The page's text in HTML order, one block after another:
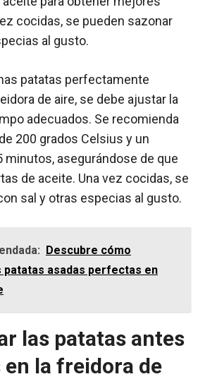
cocidas, se pueden sazonar
al gusto.
patatas perfectamente
de aire, se debe ajustar la
adecuados. Se recomienda
200 grados Celsius y un
minutos, asegurándose de que
de aceite. Una vez cocidas, se
sal y otras especias al gusto.
Descubre cómo
patatas asadas perfectas en
las patatas antes
en la freidora de